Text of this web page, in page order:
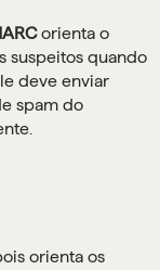
orienta o
suspeitos quando
deve enviar
spam do
orienta os